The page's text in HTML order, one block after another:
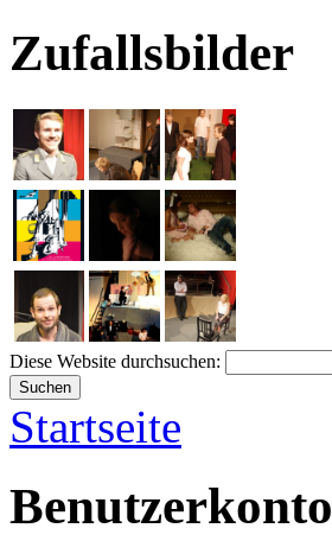
Zufallsbilder
Diese Website durchsuchen:
Startseite
Benutzerkonto